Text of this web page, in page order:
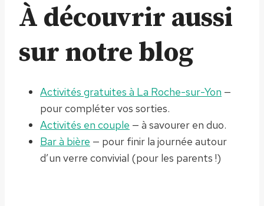
À découvrir aussi
sur notre blog
Activités gratuites à La Roche-sur-Yon —
pour compléter vos sorties.
Activités en couple — à savourer en duo.
Bar à bière — pour finir la journée autour
d’un verre convivial (pour les parents !)